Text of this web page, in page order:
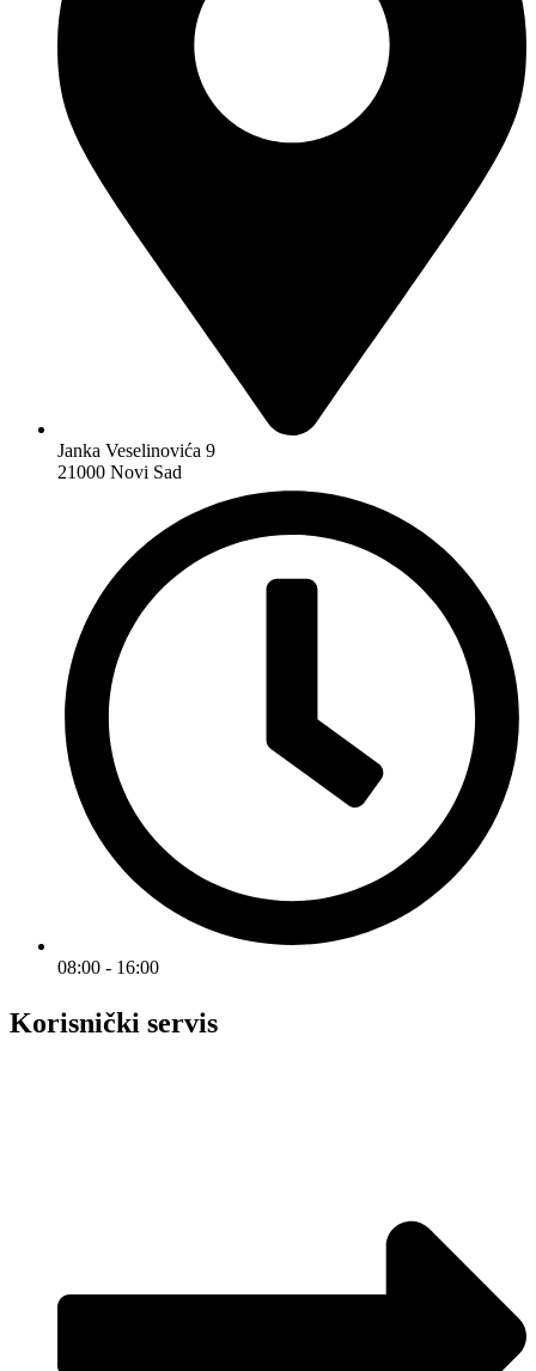
Janka Veselinovića 9
21000 Novi Sad
08:00 - 16:00
Korisnički servis